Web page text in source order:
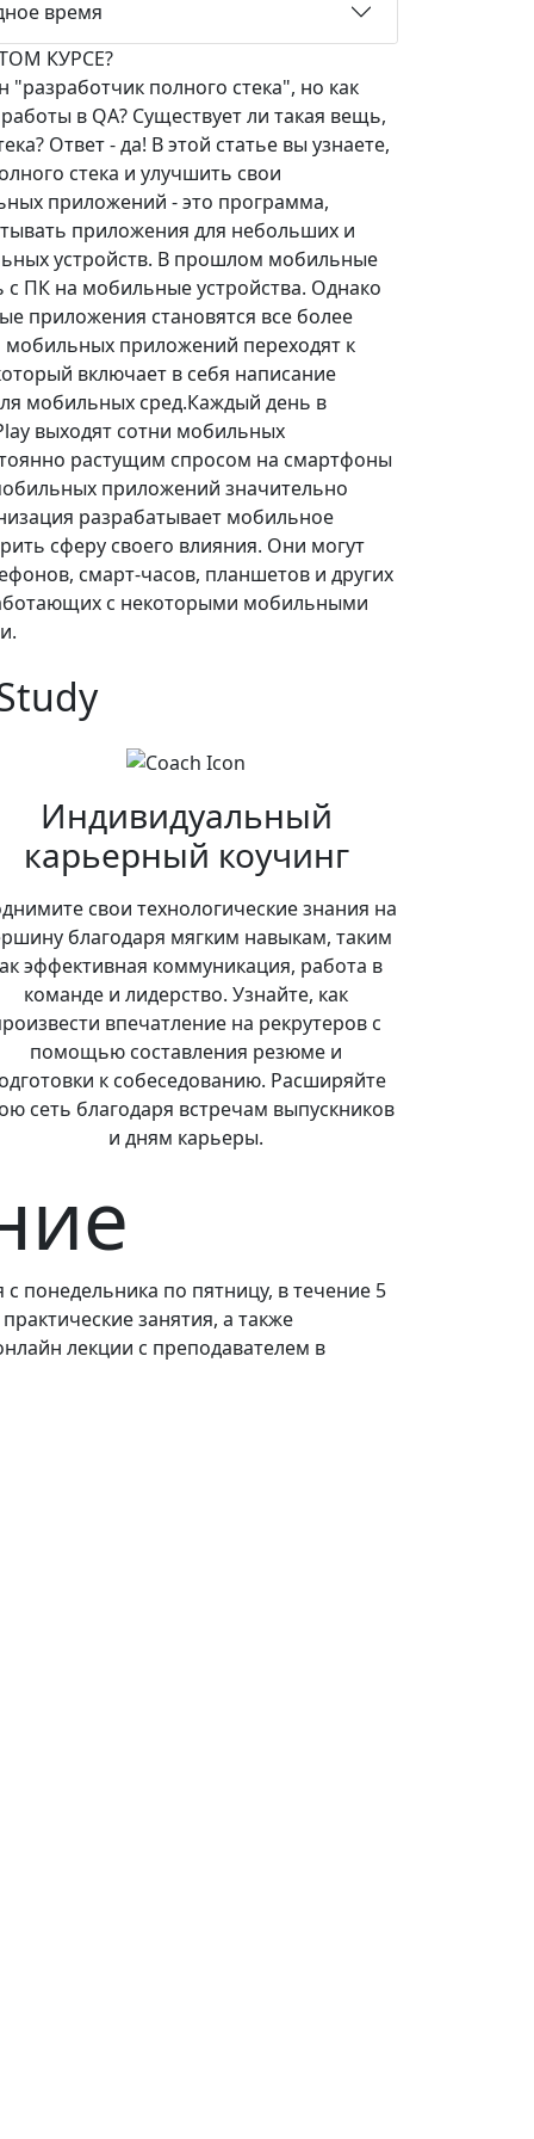
время
КУРСЕ?
полного стека", но как
в QA? Существует ли такая вещь,
Ответ - да! В этой статье вы узнаете,
стека и улучшить свои
приложений - это программа,
приложения для небольших и
устройств. В прошлом мобильные
ПК на мобильные устройства. Однако
приложения становятся все более
приложений переходят к
включает в себя написание
мобильных сред.Каждый день в
выходят сотни мобильных
растущим спросом на смартфоны
приложений значительно
разрабатывает мобильное
сферу своего влияния. Они могут
смарт-часов, планшетов и других
с некоторыми мобильными
Индивидуальный
карьерный коучинг
свои технологические знания на
благодаря мягким навыкам, таким
эффективная коммуникация, работа в
команде и лидерство. Узнайте, как
впечатление на рекрутеров с
помощью составления резюме и
к собеседованию. Расширяйте
сеть благодаря встречам выпускников
и дням карьеры.
понедельника по пятницу, в течение 5
занятия, а также
лекции с преподавателем в